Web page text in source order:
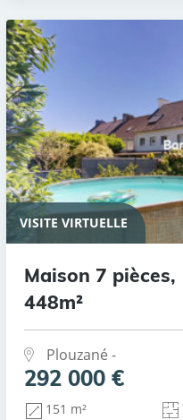
VISITE VIRTUELLE
Maison 7
448m²
Plouzané -
292 000 €
151 m²